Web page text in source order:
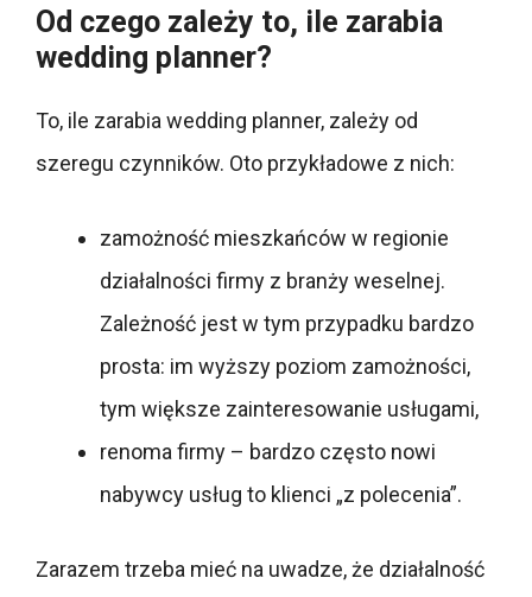
Od czego zależy to, ile zarabia
wedding planner?
To, ile zarabia wedding planner, zależy od
szeregu czynników. Oto przykładowe z nich:
zamożność mieszkańców w regionie
działalności firmy z branży weselnej.
Zależność jest w tym przypadku bardzo
prosta: im wyższy poziom zamożności,
tym większe zainteresowanie usługami,
renoma firmy – bardzo często nowi
nabywcy usług to klienci „z polecenia”.
Zarazem trzeba mieć na uwadze, że działalność